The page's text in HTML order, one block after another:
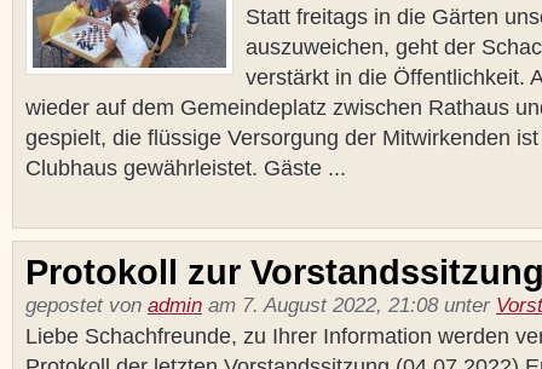
Statt freitags in die Gärten
auszuweichen, geht der
verstärkt in die Öffentlichkeit.
wieder auf dem Gemeindeplatz zwischen Rathaus
gespielt, die flüssige Versorgung der Mitwirkenden
Clubhaus gewährleistet. Gäste ...
Protokoll zur
gepostet von admin am 7. August 2022, 21:08 unter
Liebe Schachfreunde, zu Ihrer Information werden